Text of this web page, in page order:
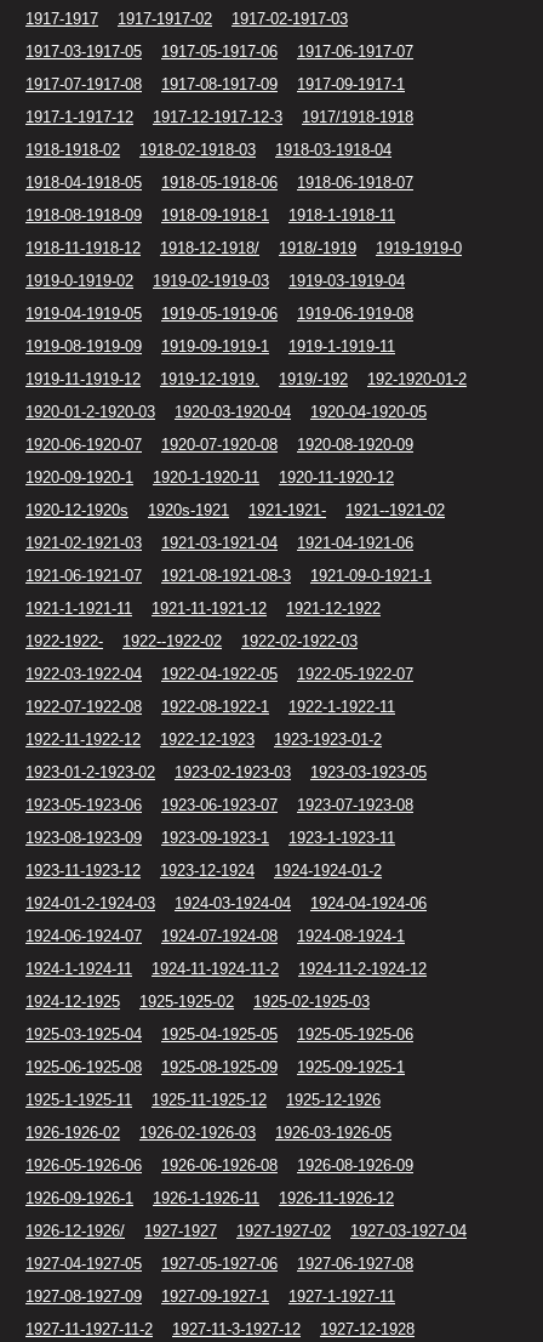
1917-1917
1917-1917-02
1917-02-1917-03
1917-03-1917-05
1917-05-1917-06
1917-06-1917-07
1917-07-1917-08
1917-08-1917-09
1917-09-1917-1
1917-1-1917-12
1917-12-1917-12-3
1917/1918-1918
1918-1918-02
1918-02-1918-03
1918-03-1918-04
1918-04-1918-05
1918-05-1918-06
1918-06-1918-07
1918-08-1918-09
1918-09-1918-1
1918-1-1918-11
1918-11-1918-12
1918-12-1918/ 1918/-1919
1919-1919-0
1919-0-1919-02
1919-02-1919-03
1919-03-1919-04
1919-04-1919-05
1919-05-1919-06
1919-06-1919-08
1919-08-1919-09
1919-09-1919-1
1919-1-1919-11
1919-11-1919-12
1919-12-1919. 1919/-192
192-1920-01-2
1920-01-2-1920-03
1920-03-1920-04
1920-04-1920-05
1920-06-1920-07
1920-07-1920-08
1920-08-1920-09
1920-09-1920-1
1920-1-1920-11
1920-11-1920-12
1920-12-1920s
1920s-1921 1921-1921-
1921--1921-02
1921-02-1921-03
1921-03-1921-04
1921-04-1921-06
1921-06-1921-07
1921-08-1921-08-3
1921-09-0-1921-1
1921-1-1921-11
1921-11-1921-12
1921-12-1922
1922-1922-
1922--1922-02
1922-02-1922-03
1922-03-1922-04
1922-04-1922-05
1922-05-1922-07
1922-07-1922-08
1922-08-1922-1
1922-1-1922-11
1922-11-1922-12
1922-12-1923
1923-1923-01-2
1923-01-2-1923-02
1923-02-1923-03
1923-03-1923-05
1923-05-1923-06
1923-06-1923-07
1923-07-1923-08
1923-08-1923-09
1923-09-1923-1
1923-1-1923-11
1923-11-1923-12
1923-12-1924
1924-1924-01-2
1924-01-2-1924-03
1924-03-1924-04
1924-04-1924-06
1924-06-1924-07
1924-07-1924-08
1924-08-1924-1
1924-1-1924-11
1924-11-1924-11-2
1924-11-2-1924-12
1924-12-1925
1925-1925-02
1925-02-1925-03
1925-03-1925-04
1925-04-1925-05
1925-05-1925-06
1925-06-1925-08
1925-08-1925-09
1925-09-1925-1
1925-1-1925-11
1925-11-1925-12
1925-12-1926
1926-1926-02
1926-02-1926-03
1926-03-1926-05
1926-05-1926-06
1926-06-1926-08
1926-08-1926-09
1926-09-1926-1
1926-1-1926-11
1926-11-1926-12
1926-12-1926/
1927-1927 1927-1927-02
1927-03-1927-04
1927-04-1927-05
1927-05-1927-06
1927-06-1927-08
1927-08-1927-09
1927-09-1927-1
1927-1-1927-11
1927-11-1927-11-2
1927-11-3-1927-12 1927-12-1928